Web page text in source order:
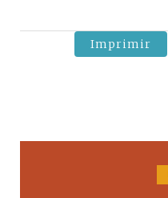
Imprimir